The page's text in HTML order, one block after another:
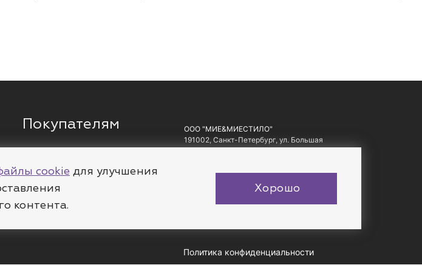
Покупателям
О компании
Доставка
Полезное
ООО "МИЕ&МИЕСТИЛО"
191002, Санкт-Петербург, ул. Большая
Московская, д. 1-3, литер А, офис 10.
Политика конфиденциальности
cookie для улучшения
контента.
Хорошо